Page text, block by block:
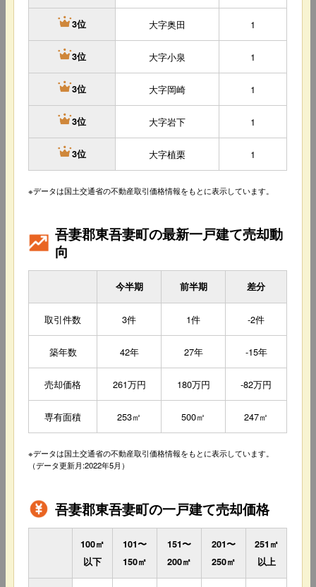
3位 大字奥田 1
3位 大字小泉 1
3位 大字岡崎 1
3位 大字岩下 1
3位 大字植栗 1
※データは国土交通省の不動産取引価格情報をもとに表示しています。
吾妻郡東吾妻町の最新一戸建て売却動
向
今半期 前半期 差分
取引件数 3件 1件 -2件
築年数 42年 27年 -15年
売却価格 261万円 180万円 -82万円
専有面積 253㎡ 500㎡ 247㎡
※データは国土交通省の不動産取引価格情報をもとに表示しています。
（データ更新月:2022年5月）
吾妻郡東吾妻町の一戸建て売却価格
100㎡
以下
101〜
150㎡
151〜
200㎡
201〜
250㎡
251㎡
以上